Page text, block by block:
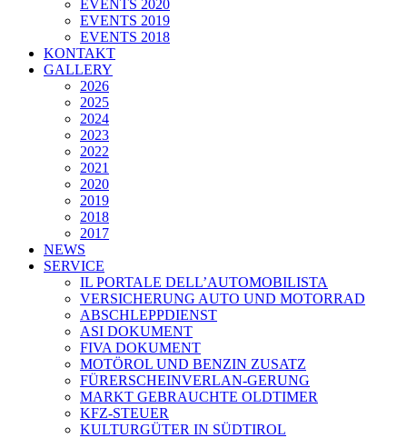
EVENTS 2020
EVENTS 2019
EVENTS 2018
KONTAKT
GALLERY
2026
2025
2024
2023
2022
2021
2020
2019
2018
2017
NEWS
SERVICE
IL PORTALE DELL’AUTOMOBILISTA
VERSICHERUNG AUTO UND MOTORRAD
ABSCHLEPPDIENST
ASI DOKUMENT
FIVA DOKUMENT
MOTÖROL UND BENZIN ZUSATZ
FÜRERSCHEINVERLAN-GERUNG
MARKT GEBRAUCHTE OLDTIMER
KFZ-STEUER
KULTURGÜTER IN SÜDTIROL